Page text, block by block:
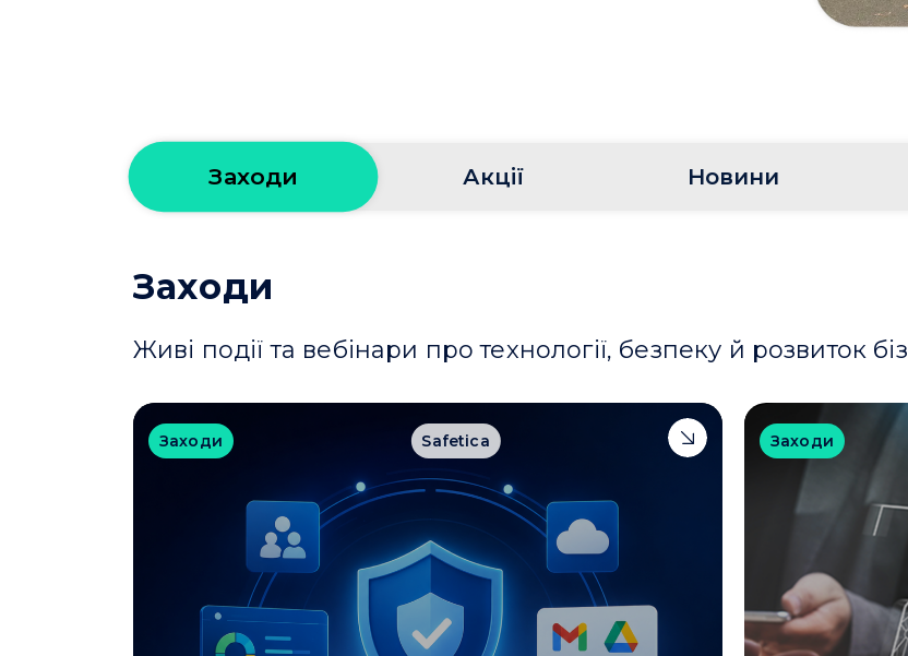
Заходи Акції Новини
Заходи
Живі події та вебінари про технології, безпеку й розвиток
Заходи Safetica Заходи